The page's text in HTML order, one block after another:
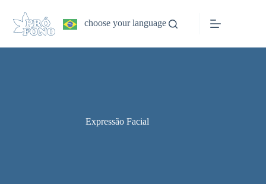
conteúdo
choose your language
Expressão Facial